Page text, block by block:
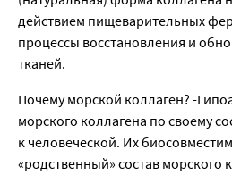
действием пищеварительных
процессы восстановления и
тканей.
Почему морской коллаген? -
морского коллагена по своему
к человеческой. Их
«родственный» состав морского